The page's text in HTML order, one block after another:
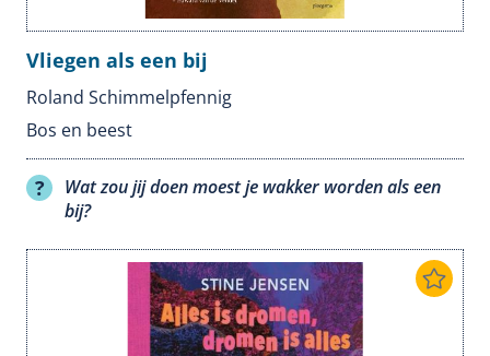
Vliegen als een bij
Roland Schimmelpfennig
Bos en beest
Wat zou jij doen moest je wakker worden als een
bij?